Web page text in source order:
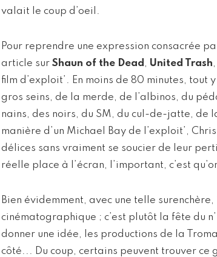
valait le coup d’oeil.
Pour reprendre une expression consacrée
article sur Shaun of the Dead , United Trash
film d’exploit’. En moins de 80 minutes,
gros seins, de la merde, de l’albinos, du
nains, des noirs, du SM, du cul-de-jatte, de
manière d’un Michael Bay de l’exploit’,
délices sans vraiment se soucier de leur
réelle place à l’écran, l’important, c’est
Bien évidemment, avec une telle
cinématographique ; c’est plutôt la fête du
donner une idée, les productions de la
côté... Du coup, certains peuvent trouver